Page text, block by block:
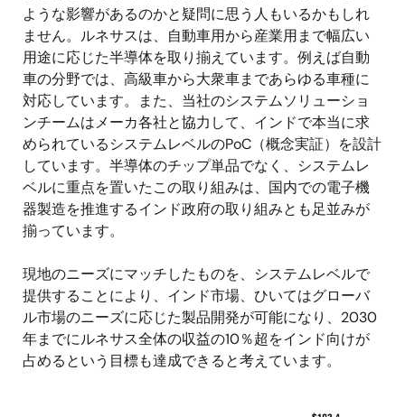
ような影響があるのかと疑問に思う人もいるかもしれ
ません。ルネサスは、自動車用から産業用まで幅広い
用途に応じた半導体を取り揃えています。例えば自動
車の分野では、高級車から大衆車まであらゆる車種に
対応しています。また、当社のシステムソリューショ
ンチームはメーカ各社と協力して、インドで本当に求
められているシステムレベルのPoC（概念実証）を設計
しています。半導体のチップ単品でなく、システムレ
ベルに重点を置いたこの取り組みは、国内での電子機
器製造を推進するインド政府の取り組みとも足並みが
揃っています。
現地のニーズにマッチしたものを、システムレベルで
提供することにより、インド市場、ひいてはグローバ
ル市場のニーズに応じた製品開発が可能になり、2030
年までにルネサス全体の収益の10％超をインド向けが
占めるという目標も達成できると考えています。